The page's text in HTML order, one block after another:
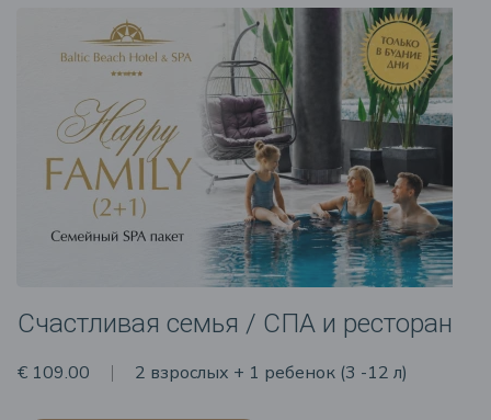
Счастливая семья / СПА и ресторан
€ 109.00 2 взрослых + 1 ребенок (3 -12 л)